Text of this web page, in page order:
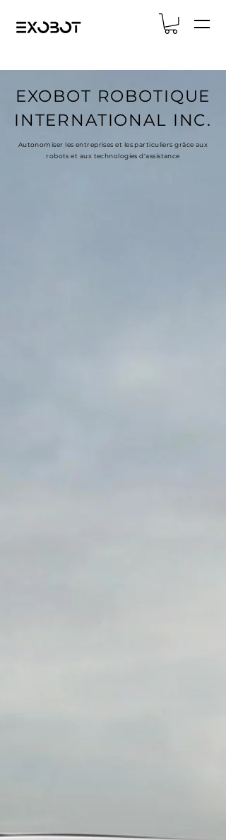
EXOBOT ROBOTIQUE
INTERNATIONAL INC.
Autonomiser les entreprises et les particuliers grâce aux
robots et aux technologies d'assistance